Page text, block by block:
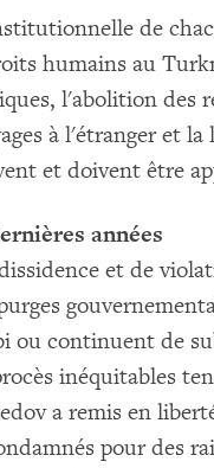
de
humains au
l'abolition des
à l'étranger et
et doivent être
années
et de
ou continuent de
inéquitables
a remis en
pour des